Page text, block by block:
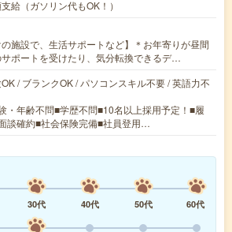
給（ガソリン代もOK！）
の施設で、生活サポートなど】＊お年寄りが昼間
ポートを受けたり、気分転換できるデ…
/ ブランクOK / パソコンスキル不要 / 英語力不
・年齢不問■学歴不問■10名以上採用予定！■履
談確約■社会保険完備■社員登用…
30代 40代 50代
60代